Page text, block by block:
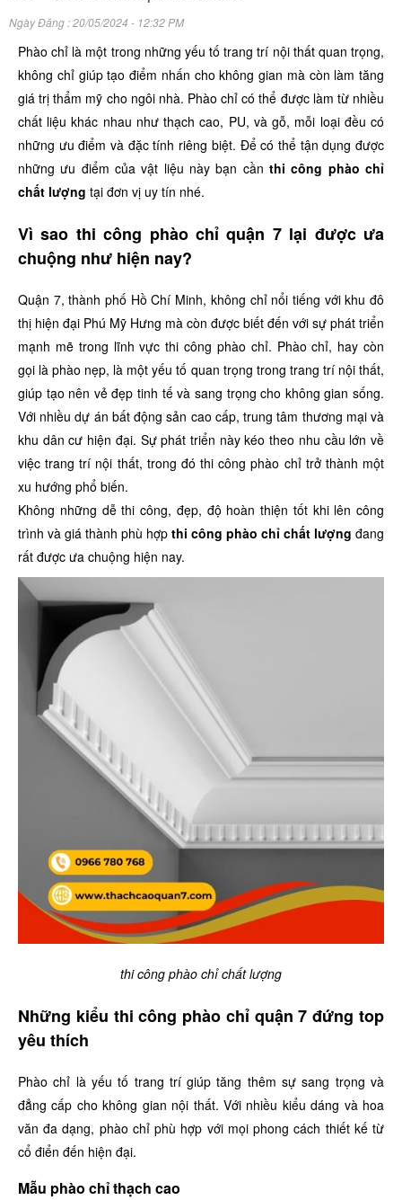
Ngày Đăng : 20/05/2024 - 12:32 PM
Phào chỉ là một trong những yếu tố trang trí nội thất quan trọng,
không chỉ giúp tạo điểm nhấn cho không gian mà còn làm tăng
giá trị thẩm mỹ cho ngôi nhà. Phào chỉ có thể được làm từ nhiều
chất liệu khác nhau như thạch cao, PU, và gỗ, mỗi loại đều có
những ưu điểm và đặc tính riêng biệt. Để có thể tận dụng được
những ưu điểm của vật liệu này bạn cần thi công phào chỉ
chất lượng tại đơn vị uy tín nhé.
Vì sao thi công phào chỉ quận 7 lại được ưa
chuộng như hiện nay?
Quận 7, thành phố Hồ Chí Minh, không chỉ nổi tiếng với khu đô
thị hiện đại Phú Mỹ Hưng mà còn được biết đến với sự phát triển
mạnh mẽ trong lĩnh vực thi công phào chỉ. Phào chỉ, hay còn
gọi là phào nẹp, là một yếu tố quan trọng trong trang trí nội thất,
giúp tạo nên vẻ đẹp tinh tế và sang trọng cho không gian sống.
Với nhiều dự án bất động sản cao cấp, trung tâm thương mại và
khu dân cư hiện đại. Sự phát triển này kéo theo nhu cầu lớn về
việc trang trí nội thất, trong đó thi công phào chỉ trở thành một
xu hướng phổ biến.
Không những dễ thi công, đẹp, độ hoàn thiện tốt khi lên công
trình và giá thành phù hợp thi công phào chỉ chất lượng đang
rất được ưa chuộng hiện nay.
thi công phào chỉ chất lượng
Những kiểu thi công phào chỉ quận 7 đứng top
yêu thích
Phào chỉ là yếu tố trang trí giúp tăng thêm sự sang trọng và
đẳng cấp cho không gian nội thất. Với nhiều kiểu dáng và hoa
văn đa dạng, phào chỉ phù hợp với mọi phong cách thiết kế từ
cổ điển đến hiện đại.
Mẫu phào chỉ thạch cao